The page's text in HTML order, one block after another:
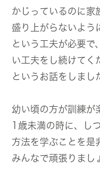
かじっているのに家
盛り上がらないよう
という工夫が必要で
い工夫をし続けてく
というお話をしまし
幼い頃の方が訓練が
1歳未満の時に、し
方法を学ぶことを是
みんなで頑張りまし